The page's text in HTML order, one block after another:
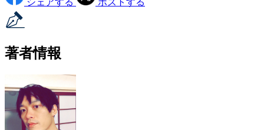
著者情報